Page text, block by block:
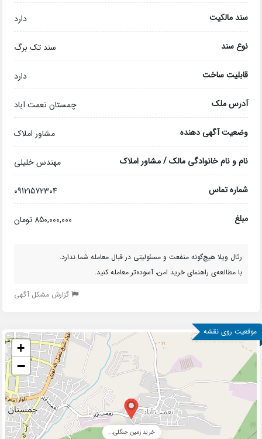
سند مالکیت دارد
نوع سند سند تک برگ
قابلیت ساخت دارد
آدرس ملک چمستان نعمت آباد
وضعیت آگهی دهنده مشاور املاک
نام و نام خانوادگی مالک / مشاور املاک مهندس خلیلی
شماره تماس 09121572304
مبلغ 850,000,000 تومان
رئال ویلا هیچ‌گونه منفعت و مسئولیتی در قبال معامله شما ندارد.
با مطالعه‌ی راهنمای خرید امن، آسوده‌تر معامله کنید.
گزارش مشکل آگهی
موقعیت روی نقشه
خرید زمین جنگلی...
+
−